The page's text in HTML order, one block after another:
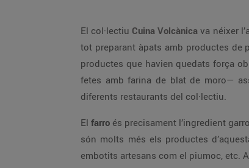
El col·lectiu Cuina Volcànica va néixer
tot preparant àpats amb productes de
productes que havien quedats força
fetes amb farina de blat de moro—
diferents restaurants del col·lectiu.
El farro és precisament l’ingredient
són molts més els productes
embotits artesans com el piumoc, etc.